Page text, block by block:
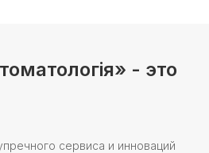
- это
сервиса и инноваций